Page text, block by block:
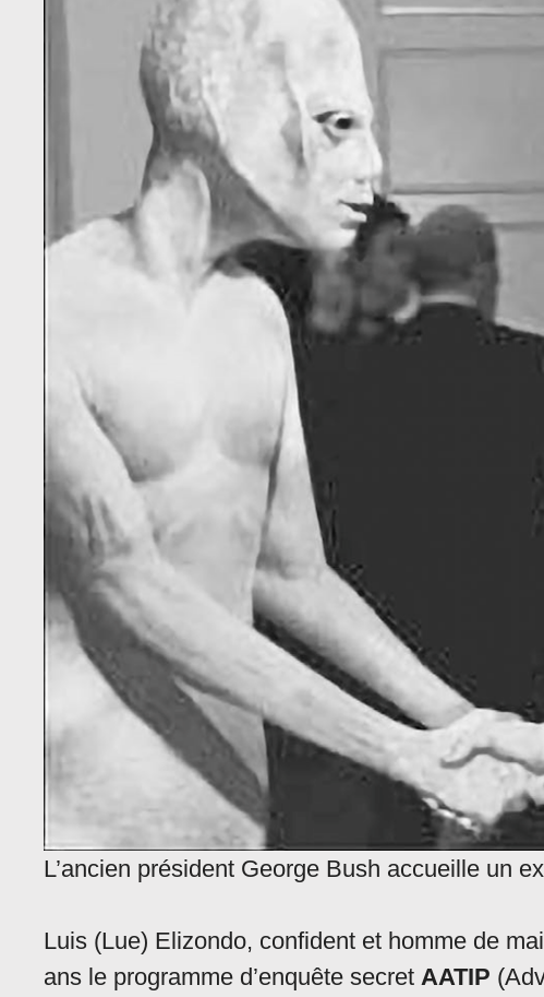
L’ancien président George Bush accueille un
Luis (Lue) Elizondo, confident et homme de
ans le programme d’enquête secret AATIP